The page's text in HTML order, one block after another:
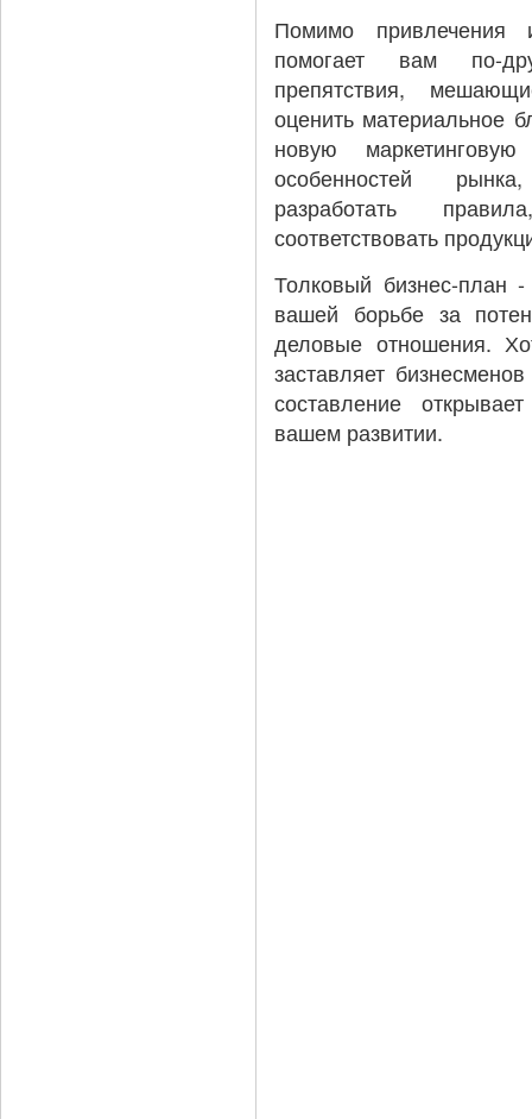
Помимо привлечения
помогает вам по-
препятствия,
оценить материальное
новую
особенностей
разработать
соответствовать
Толковый бизнес-план
вашей борьбе за
деловые отношения.
заставляет
составление
вашем развитии.